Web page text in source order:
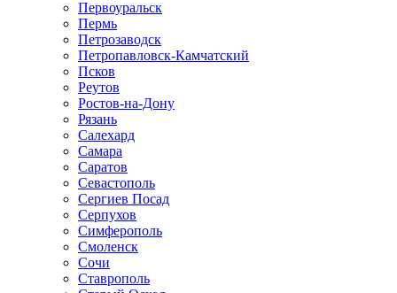
Первоуральск
Пермь
Петрозаводск
Петропавловск-Камчатский
Псков
Реутов
Ростов-на-Дону
Рязань
Салехард
Самара
Саратов
Севастополь
Сергиев Посад
Серпухов
Симферополь
Смоленск
Сочи
Ставрополь